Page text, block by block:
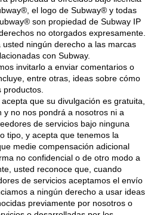
el logo de Subway® y todas
son propiedad de Subway IP
no otorgados expresamente.
ningún derecho a las marcas
con Subway.
invitarlo a enviar comentarios o
entre otras, ideas sobre cómo
que su divulgación es gratuita,
y no nos pondrá a nosotros ni a
de servicios bajo ninguna
tipo, y acepta que tenemos la
medie compensación adicional
no confidencial o de otro modo a
usted reconoce que, cuando
de servicios aceptamos el envío
a ningún derecho a usar ideas
previamente por nosotros o